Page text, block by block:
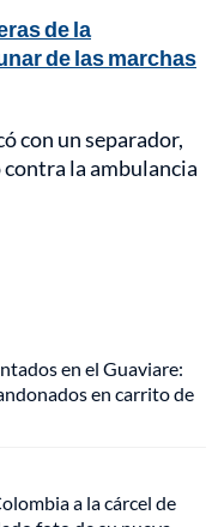
de la
de las marchas
con un separador,
la ambulancia
en el Guaviare:
en carrito de
a la cárcel de